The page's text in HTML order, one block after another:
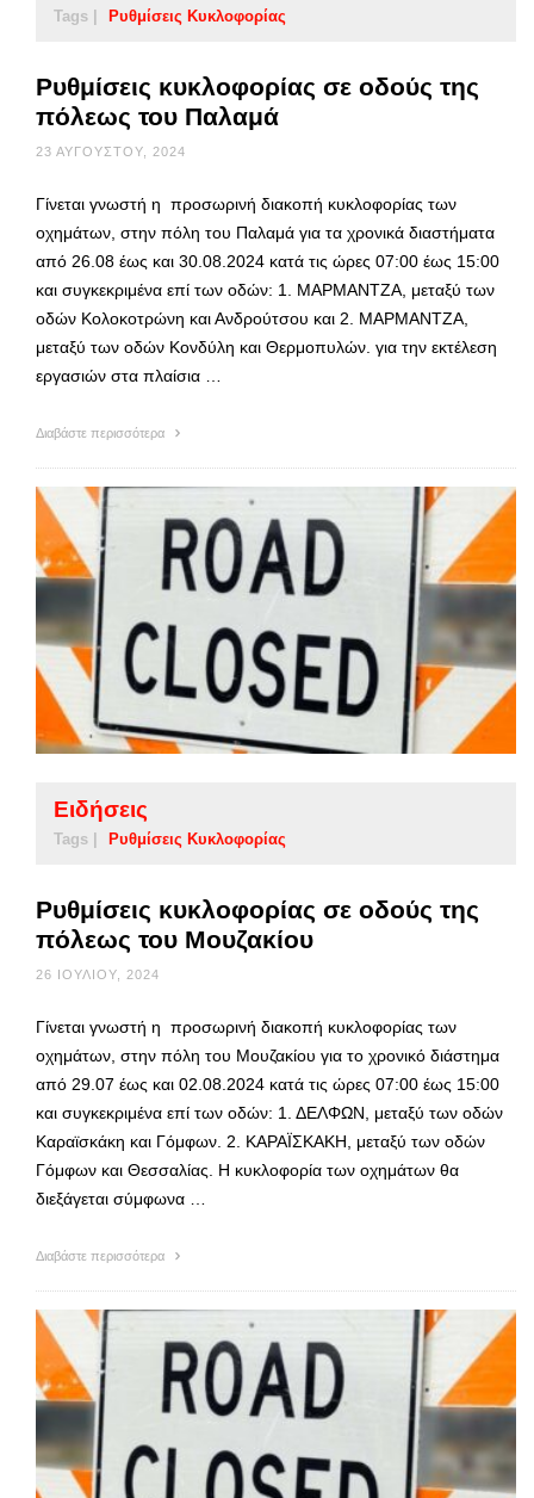
Tags | Ρυθμίσεις Κυκλοφορίας
Ρυθμίσεις κυκλοφορίας σε οδούς της
πόλεως του Παλαμά
23 ΑΥΓΟΎΣΤΟΥ, 2024
Γίνεται γνωστή η προσωρινή διακοπή κυκλοφορίας των
οχημάτων, στην πόλη του Παλαμά για τα χρονικά διαστήματα
από 26.08 έως και 30.08.2024 κατά τις ώρες 07:00 έως 15:00
και συγκεκριμένα επί των οδών: 1. ΜΑΡΜΑΝΤΖΑ, μεταξύ των
οδών Κολοκοτρώνη και Ανδρούτσου και 2. ΜΑΡΜΑΝΤΖΑ,
μεταξύ των οδών Κονδύλη και Θερμοπυλών. για την εκτέλεση
εργασιών στα πλαίσια …
Διαβάστε περισσότερα
Ειδήσεις
Tags | Ρυθμίσεις Κυκλοφορίας
Ρυθμίσεις κυκλοφορίας σε οδούς της
πόλεως του Μουζακίου
26 ΙΟΥΛΊΟΥ, 2024
Γίνεται γνωστή η προσωρινή διακοπή κυκλοφορίας των
οχημάτων, στην πόλη του Μουζακίου για το χρονικό διάστημα
από 29.07 έως και 02.08.2024 κατά τις ώρες 07:00 έως 15:00
και συγκεκριμένα επί των οδών: 1. ΔΕΛΦΩΝ, μεταξύ των οδών
Καραϊσκάκη και Γόμφων. 2. ΚΑΡΑΪΣΚΑΚΗ, μεταξύ των οδών
Γόμφων και Θεσσαλίας. Η κυκλοφορία των οχημάτων θα
διεξάγεται σύμφωνα …
Διαβάστε περισσότερα